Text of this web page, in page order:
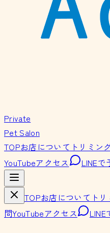
Private
Pet Salon
TOPお店について トリミン
YouTubeアクセス LINEで
TOPお店について ト
問YouTubeアクセス LINE